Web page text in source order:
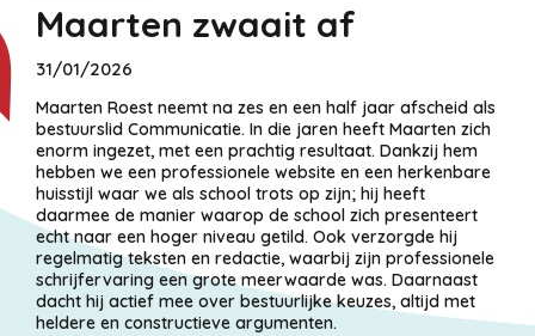
Maarten zwaait af
31/01/2026
Maarten Roest neemt na zes en een half jaar afscheid als
bestuurslid Communicatie. In die jaren heeft Maarten zich
enorm ingezet, met een prachtig resultaat. Dankzij hem
hebben we een professionele website en een herkenbare
huisstijl waar we als school trots op zijn; hij heeft
daarmee de manier waarop de school zich presenteert
echt naar een hoger niveau getild. Ook verzorgde hij
regelmatig teksten en redactie, waarbij zijn professionele
schrijfervaring een grote meerwaarde was. Daarnaast
dacht hij actief mee over bestuurlijke keuzes, altijd met
heldere en constructieve argumenten.